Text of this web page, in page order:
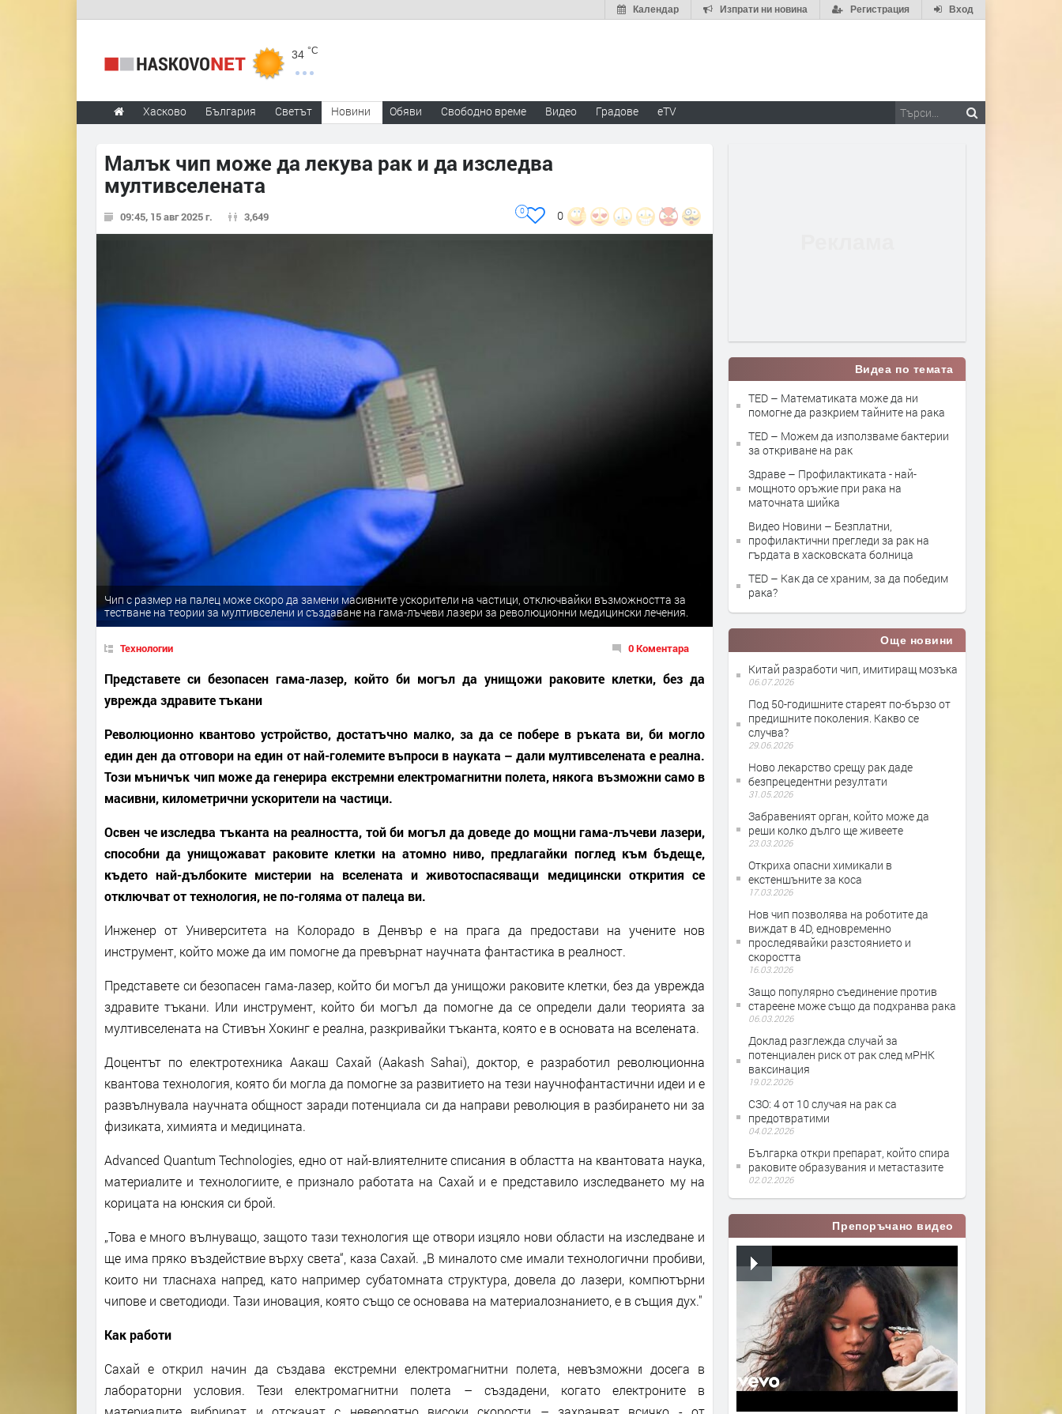
Вход
Регистрация
Изпрати ни новина
Календар
34 °C
Хасково България Светът Новини Обяви Свободно време Видео Градове eTV
Малък чип може да лекува рак и да изследва
мултивселената
09:45, 15 авг 2025 г. 3,649 0
0
Чип с размер на палец може скоро да замени масивните ускорители на частици, отключвайки възможността за
тестване на теории за мултивселени и създаване на гама-лъчеви лазери за революционни медицински лечения.
Технологии 0 Коментара
Представете си безопасен гама-лазер, който би могъл да унищожи раковите клетки, без да
уврежда здравите тъкани
Революционно квантово устройство, достатъчно малко, за да се побере в ръката ви, би могло
един ден да отговори на един от най-големите въпроси в науката – дали мултивселената е реална.
Този мъничък чип може да генерира екстремни електромагнитни полета, някога възможни само в
масивни, километрични ускорители на частици.
Освен че изследва тъканта на реалността, той би могъл да доведе до мощни гама-лъчеви лазери,
способни да унищожават раковите клетки на атомно ниво, предлагайки поглед към бъдеще,
където най-дълбоките мистерии на вселената и животоспасяващи медицински открития се
отключват от технология, не по-голяма от палеца ви.
Инженер от Университета на Колорадо в Денвър е на прага да предостави на учените нов
инструмент, който може да им помогне да превърнат научната фантастика в реалност.
Представете си безопасен гама-лазер, който би могъл да унищожи раковите клетки, без да уврежда
здравите тъкани. Или инструмент, който би могъл да помогне да се определи дали теорията за
мултивселената на Стивън Хокинг е реална, разкривайки тъканта, която е в основата на вселената.
Доцентът по електротехника Аакаш Сахай (Aakash Sahai), доктор, е разработил революционна
квантова технология, която би могла да помогне за развитието на тези научнофантастични идеи и е
развълнувала научната общност заради потенциала си да направи революция в разбирането ни за
физиката, химията и медицината.
Advanced Quantum Technologies, едно от най-влиятелните списания в областта на квантовата наука,
материалите и технологиите, е признало работата на Сахай и е представило изследването му на
корицата на юнския си брой.
„Това е много вълнуващо, защото тази технология ще отвори изцяло нови области на изследване и
ще има пряко въздействие върху света“, каза Сахай. „В миналото сме имали технологични пробиви,
които ни тласнаха напред, като например субатомната структура, довела до лазери, компютърни
чипове и светодиоди. Тази иновация, която също се основава на материалознанието, е в същия дух."
Как работи
Сахай е открил начин да създава екстремни електромагнитни полета, невъзможни досега в
лабораторни условия. Тези електромагнитни полета – създадени, когато електроните в
Видеа по темата
TED – Математиката може да ни
помогне да разкрием тайните на рака
TED – Можем да използваме бактерии
за откриване на рак
Здраве – Профилактиката - най-
мощното оръжие при рака на
маточната шийка
Видео Новини – Безплатни,
профилактични прегледи за рак на
гърдата в хасковската болница
TED – Как да се храним, за да победим
рака?
Още новини
Китай разработи чип, имитиращ мозъка
06.07.2026
Под 50-годишните стареят по-бързо от
предишните поколения. Какво се
случва?
29.06.2026
Ново лекарство срещу рак даде
безпрецедентни резултати
31.05.2026
Забравеният орган, който може да
реши колко дълго ще живеете
23.03.2026
Откриха опасни химикали в
екстеншъните за коса
17.03.2026
Нов чип позволява на роботите да
виждат в 4D, едновременно
проследявайки разстоянието и
скоростта
16.03.2026
Защо популярно съединение против
стареене може също да подхранва рака
06.03.2026
Доклад разглежда случай за
потенциален риск от рак след мРНК
ваксинация
19.02.2026
СЗО: 4 от 10 случая на рак са
предотвратими
04.02.2026
Българка откри препарат, който спира
раковите образувания и метастазите
02.02.2026
Препоръчано видео